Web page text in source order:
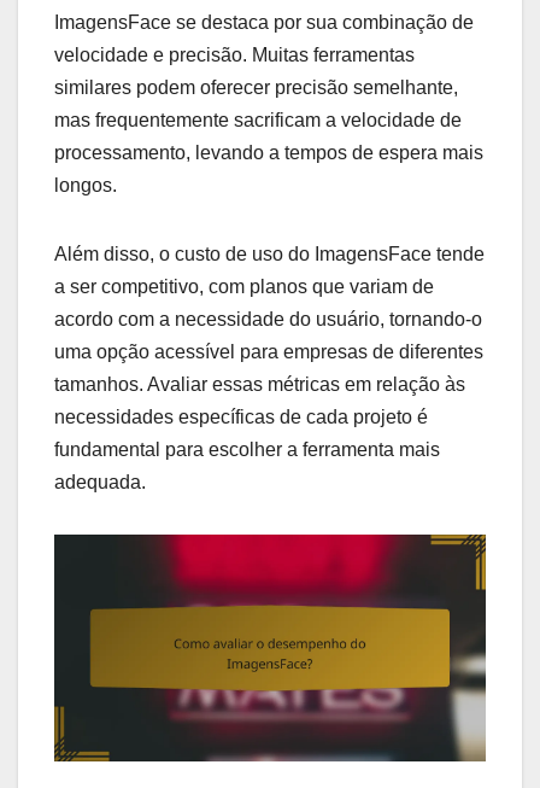
ImagensFace se destaca por sua combinação de
velocidade e precisão. Muitas ferramentas
similares podem oferecer precisão semelhante,
mas frequentemente sacrificam a velocidade de
processamento, levando a tempos de espera mais
longos.
Além disso, o custo de uso do ImagensFace tende
a ser competitivo, com planos que variam de
acordo com a necessidade do usuário, tornando-o
uma opção acessível para empresas de diferentes
tamanhos. Avaliar essas métricas em relação às
necessidades específicas de cada projeto é
fundamental para escolher a ferramenta mais
adequada.